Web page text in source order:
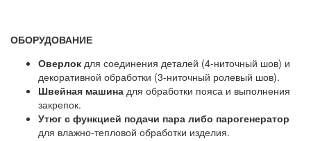
ОБОРУДОВАНИЕ
Оверлок для соединения деталей (4-ниточный шов) и
декоративной обработки (3-ниточный ролевый шов).
Швейная машина для обработки пояса и выполнения
закрепок.
Утюг с функцией подачи пара либо парогенератор
для влажно-тепловой обработки изделия.